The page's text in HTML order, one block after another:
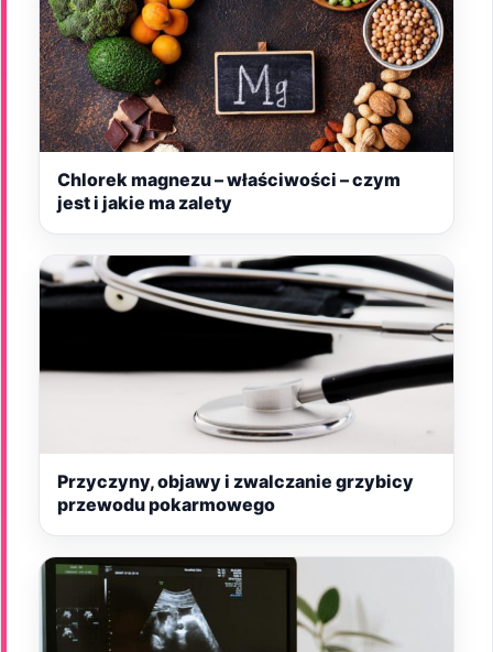
Chlorek magnezu – właściwości – czym
jest i jakie ma zalety
Przyczyny, objawy i zwalczanie grzybicy
przewodu pokarmowego